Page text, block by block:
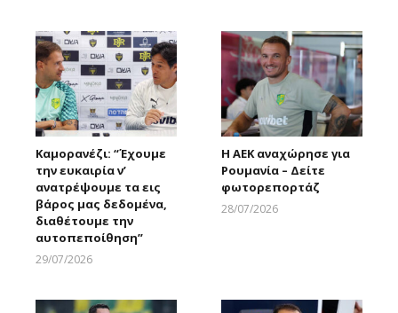
Καμορανέζι: “Έχουμε
την ευκαιρία ν’
ανατρέψουμε τα εις
βάρος μας δεδομένα,
διαθέτουμε την
αυτοπεποίθηση”
29/07/2026
Η ΑΕΚ αναχώρησε για
Ρουμανία – Δείτε
φωτορεπορτάζ
28/07/2026